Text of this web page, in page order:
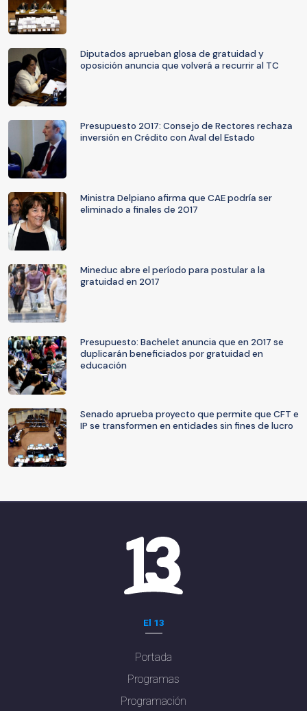
Diputados aprueban glosa de gratuidad y
oposición anuncia que volverá a recurrir al TC
Presupuesto 2017: Consejo de Rectores rechaza
inversión en Crédito con Aval del Estado
Ministra Delpiano afirma que CAE podría ser
eliminado a finales de 2017
Mineduc abre el período para postular a la
gratuidad en 2017
Presupuesto: Bachelet anuncia que en 2017 se
duplicarán beneficiados por gratuidad en
educación
Senado aprueba proyecto que permite que CFT e
IP se transformen en entidades sin fines de lucro
El 13
Portada
Programas
Programación